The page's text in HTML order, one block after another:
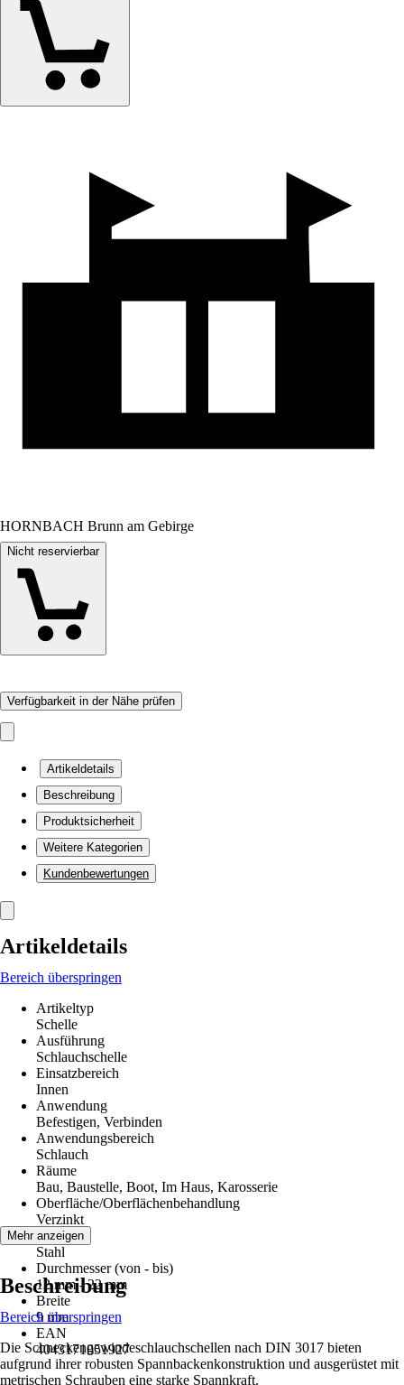
HORNBACH Brunn am Gebirge
Nicht reservierbar
Verfügbarkeit in der Nähe prüfen
Artikeldetails
Beschreibung
Produktsicherheit
Weitere Kategorien
Kundenbewertungen
Artikeldetails
Bereich überspringen
Artikeltyp
Schelle
Ausführung
Schlauchschelle
Einsatzbereich
Innen
Anwendung
Befestigen, Verbinden
Anwendungsbereich
Schlauch
Räume
Bau, Baustelle, Boot, Im Haus, Karosserie
Oberfläche/Oberflächenbehandlung
Verzinkt
Material
Stahl
Durchmesser (von - bis)
12 mm - 22 mm
Breite
9 mm
EAN
4043171051927
Mehr anzeigen
Beschreibung
Bereich überspringen
Die Schneckengewindeschlauchschellen nach DIN 3017 bieten
aufgrund ihrer robusten Spannbackenkonstruktion und ausgerüstet mit
metrischen Schrauben eine starke Spannkraft.